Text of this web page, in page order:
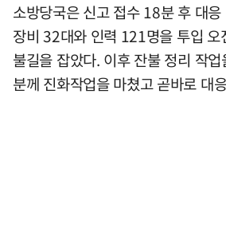
소방당국은 신고 접수 18분 후 대
장비 32대와 인력 121명을 투입
불길을 잡았다. 이후 잔불 정리 작
분께 진화작업을 마쳤고 곧바로 대